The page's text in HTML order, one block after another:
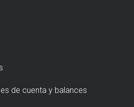
de cuenta y balances